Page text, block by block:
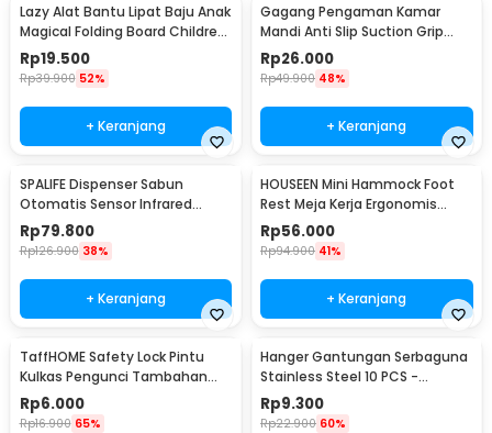
Lazy Alat Bantu Lipat Baju Anak
Magical Folding Board Children
Cloth - 002
Rp19.500
Rp39.900 52%
+ Keranjang
Gagang Pengaman Kamar
Mandi Anti Slip Suction Grip
Handle Safety - SG-188
Rp26.000
Rp49.900 48%
+ Keranjang
SPALIFE Dispenser Sabun
Otomatis Sensor Infrared
Stainless Steel 250ml - AD-03
Rp79.800
Rp126.900 38%
+ Keranjang
HOUSEEN Mini Hammock Foot
Rest Meja Kerja Ergonomis
Sandaran Kaki
Rp56.000
Rp94.900 41%
+ Keranjang
TaffHOME Safety Lock Pintu
Kulkas Pengunci Tambahan
Tempel - S1843
Rp6.000
Rp16.900 65%
Hanger Gantungan Serbaguna
Stainless Steel 10 PCS -
M127105
Rp9.300
Rp22.900 60%